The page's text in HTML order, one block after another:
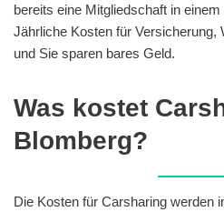
bereits eine Mitgliedschaft in
Jährliche Kosten für Versicherung,
und Sie sparen bares Geld.
Was kostet
Blomberg?
Die Kosten für Carsharing werden